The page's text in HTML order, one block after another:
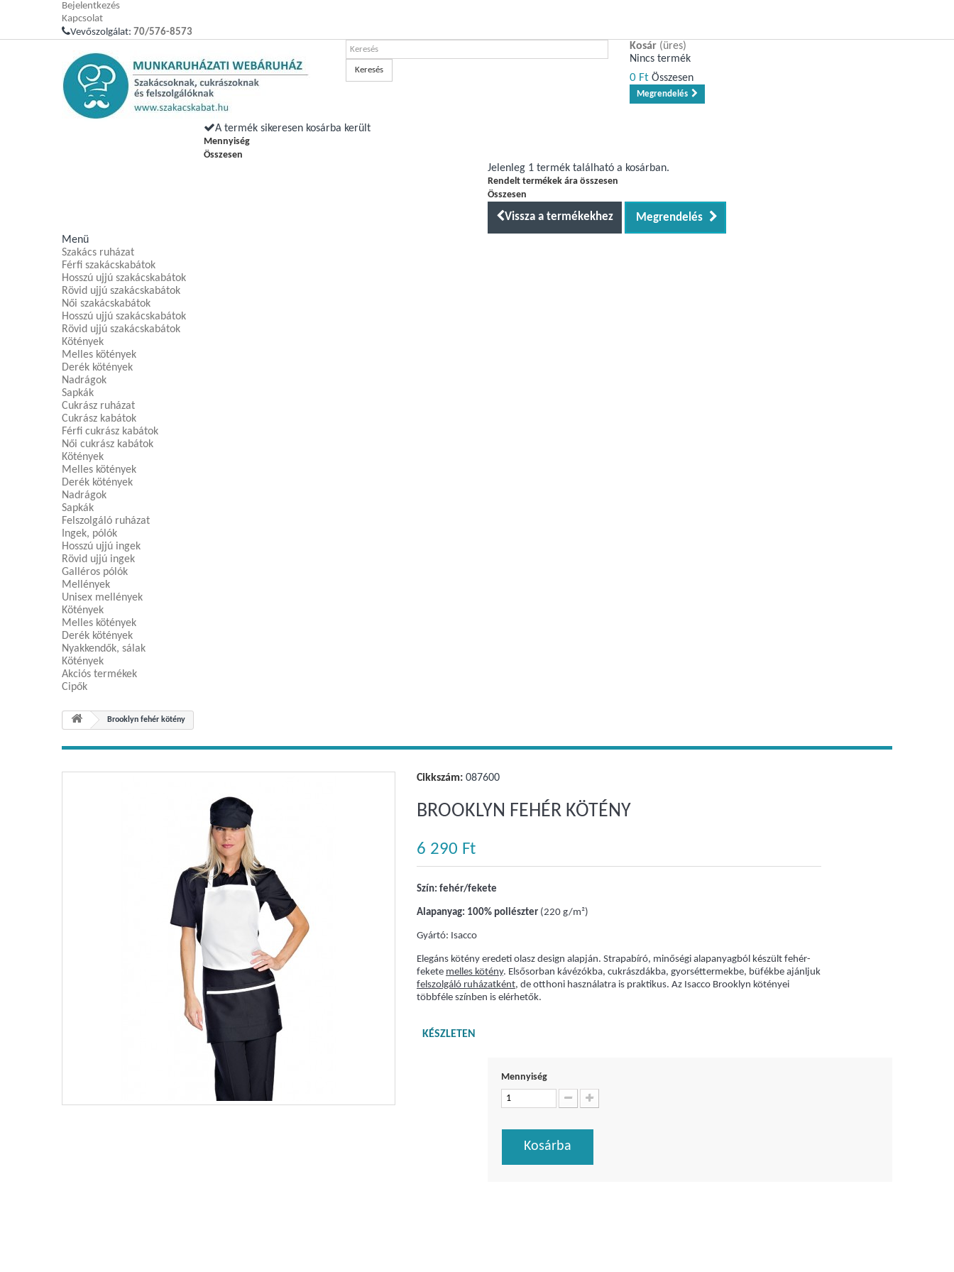
Bejelentkezés
Kapcsolat
Vevőszolgálat: 70/576-8573
Keresés
Kosár (üres)
Nincs termék
0 Ft‎ Összesen
Megrendelés
A termék sikeresen kosárba került
Mennyiség
Összesen
Jelenleg 1 termék található a kosárban.
Rendelt termékek ára összesen
Összesen
Vissza a termékekhez Megrendelés
Menü
Szakács ruházat
Férfi szakácskabátok
Hosszú ujjú szakácskabátok
Rövid ujjú szakácskabátok
Női szakácskabátok
Hosszú ujjú szakácskabátok
Rövid ujjú szakácskabátok
Kötények
Melles kötények
Derék kötények
Nadrágok
Sapkák
Cukrász ruházat
Cukrász kabátok
Férfi cukrász kabátok
Női cukrász kabátok
Kötények
Melles kötények
Derék kötények
Nadrágok
Sapkák
Felszolgáló ruházat
Ingek, pólók
Hosszú ujjú ingek
Rövid ujjú ingek
Galléros pólók
Mellények
Unisex mellények
Kötények
Melles kötények
Derék kötények
Nyakkendők, sálak
Kötények
Akciós termékek
Cipők
Brooklyn fehér kötény
Nagyobb
Cikkszám: 087600
BROOKLYN FEHÉR KÖTÉNY
6 290 Ft‎
Szín: fehér/fekete
Alapanyag: 100% poliészter (220 g/m²)
Gyártó: Isacco
Elegáns kötény eredeti olasz design alapján. Strapabíró, minőségi alapanyagból készült fehér-
fekete melles kötény. Elsősorban kávézókba, cukrászdákba, gyorséttermekbe, büfékbe ajánljuk
felszolgáló ruházatként, de otthoni használatra is praktikus. Az Isacco Brooklyn kötényei
többféle színben is elérhetők.
KÉSZLETEN
Mennyiség
Kosárba